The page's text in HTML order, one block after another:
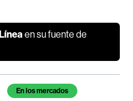
en su fuente de
En los mercados